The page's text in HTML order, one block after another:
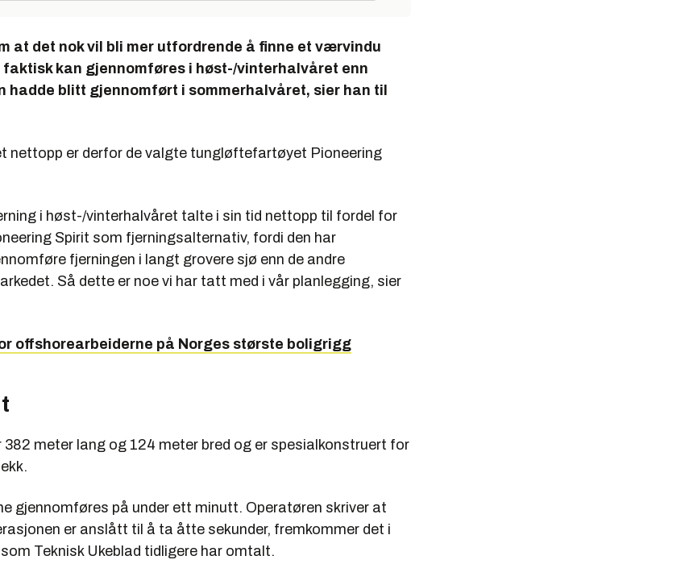
at det nok vil bli mer utfordrende å finne et værvindu
faktisk kan gjennomføres i høst-/vinterhalvåret enn
hadde blitt gjennomført i sommerhalvåret, sier han til
nettopp er derfor de valgte tungløftefartøyet Pioneering
i høst-/vinterhalvåret talte i sin tid nettopp til fordel for
Spirit som fjerningsalternativ, fordi den har
fjerningen i langt grovere sjø enn de andre
Så dette er noe vi har tatt med i vår planlegging, sier
offshorearbeiderne på Norges største boligrigg
382 meter lang og 124 meter bred og er spesialkonstruert for
gjennomføres på under ett minutt. Operatøren skriver at
er anslått til å ta åtte sekunder, fremkommer det i
Teknisk Ukeblad tidligere har omtalt.